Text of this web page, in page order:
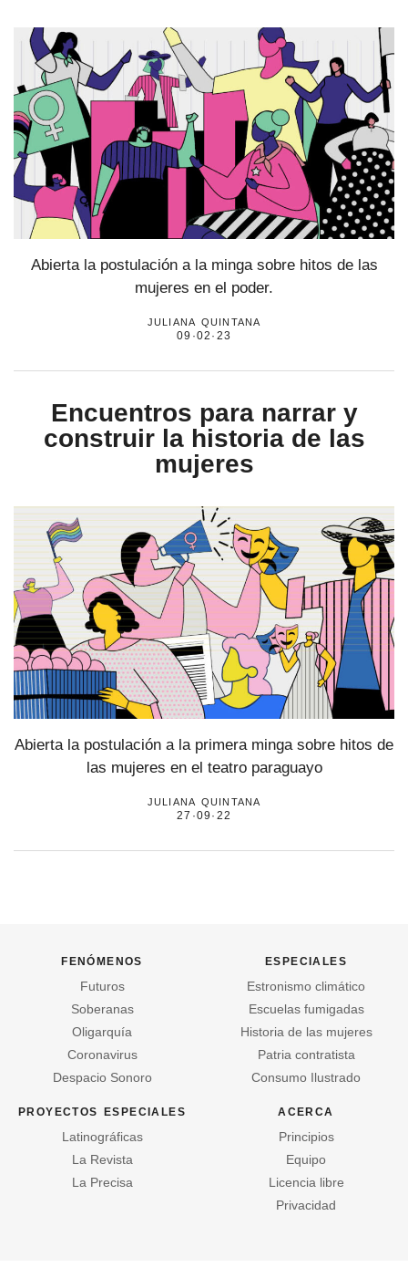
Abierta la postulación a la minga sobre hitos de las
mujeres en el poder.
juliana quintana
09·02·23
Encuentros para narrar y
construir la historia de las
mujeres
Abierta la postulación a la primera minga sobre hitos de
las mujeres en el teatro paraguayo
juliana quintana
27·09·22
fenómenos
Futuros
Soberanas
Oligarquía
Coronavirus
Despacio Sonoro
especiales
Estronismo climático
Escuelas fumigadas
Historia de las mujeres
Patria contratista
Consumo Ilustrado
proyectos especiales
Latinográficas
La Revista
La Precisa
acerca
Principios
Equipo
Licencia libre
Privacidad